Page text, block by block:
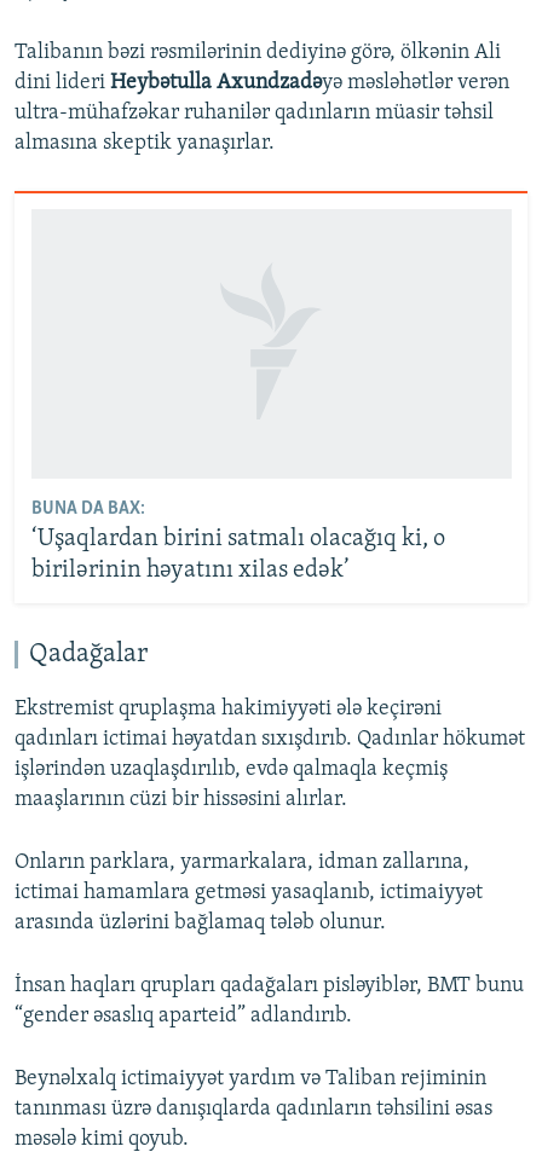
Talibanın bəzi rəsmilərinin dediyinə görə, ölkənin Ali
dini lideri Heybətulla Axundzadəyə məsləhətlər verən
ultra-mühafzəkar ruhanilər qadınların müasir təhsil
almasına skeptik yanaşırlar.
BUNA DA BAX:
‘Uşaqlardan birini satmalı olacağıq ki, o
birilərinin həyatını xilas edək’
Qadağalar
Ekstremist qruplaşma hakimiyyəti ələ keçirəni
qadınları ictimai həyatdan sıxışdırıb. Qadınlar hökumət
işlərindən uzaqlaşdırılıb, evdə qalmaqla keçmiş
maaşlarının cüzi bir hissəsini alırlar.
Onların parklara, yarmarkalara, idman zallarına,
ictimai hamamlara getməsi yasaqlanıb, ictimaiyyət
arasında üzlərini bağlamaq tələb olunur.
İnsan haqları qrupları qadağaları pisləyiblər, BMT bunu
“gender əsaslıq aparteid” adlandırıb.
Beynəlxalq ictimaiyyət yardım və Taliban rejiminin
tanınması üzrə danışıqlarda qadınların təhsilini əsas
məsələ kimi qoyub.